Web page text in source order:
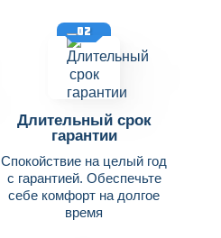
02
Длительный срок
гарантии
Спокойствие на целый год
с гарантией. Обеспечьте
себе комфорт на долгое
время